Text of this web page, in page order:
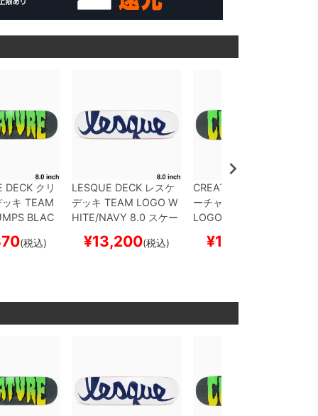
DECK クリ
キ TEAM
BLAC
ー
(税込)
LESQUE DECKレスケ
デッキ TEAM LOGO W
HITE/NAVY 8.0 スケー
¥13,200(税込)
CREATURE DECK
ーチャー
LOGO STUMPS BLAC
ード スケボー
¥12,870